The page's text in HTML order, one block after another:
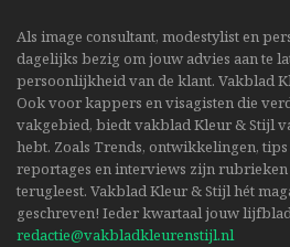
Als image consultant, modestylist en
dagelijks bezig om jouw advies aan te
persoonlijkheid van de klant. Vakblad
Ook voor kappers en visagisten die
vakgebied, biedt vakblad Kleur & Stijl
hebt. Zoals Trends, ontwikkelingen,
reportages en interviews zijn
terugleest. Vakblad Kleur & Stijl hét
geschreven! Ieder kwartaal jouw
redactie@vakbladkleurenstijl.nl